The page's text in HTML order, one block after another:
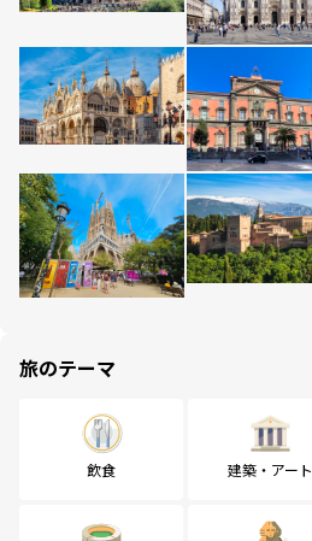
旅のテーマ
飲食 建築・アート